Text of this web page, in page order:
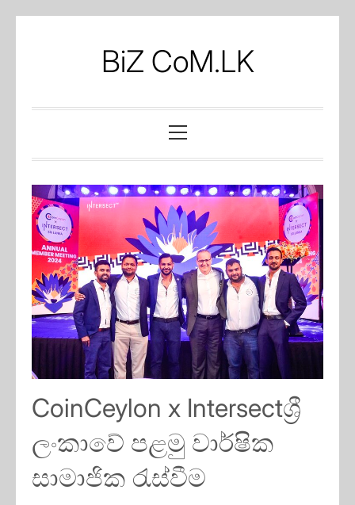
BiZ CoM.LK
Menu
CoinCeylon x Intersectශ්‍රී
ලංකාවේ පළමු වාර්ෂික
සාමාජික රැස්වීම